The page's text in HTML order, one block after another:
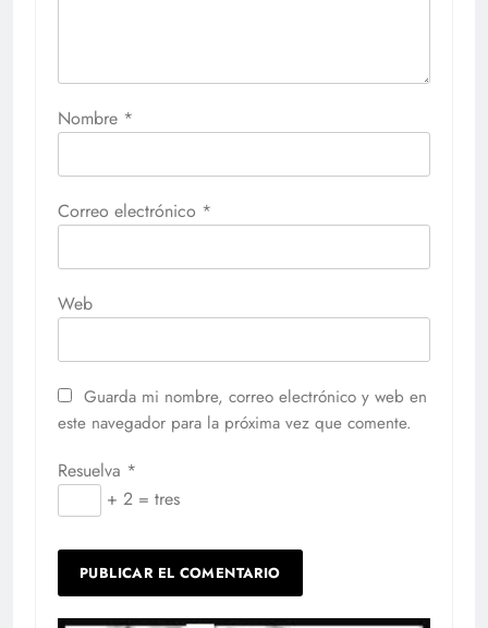
Nombre *
Correo electrónico *
Web
Guarda mi nombre, correo electrónico y web en
este navegador para la próxima vez que comente.
Resuelva *
+ 2 = tres